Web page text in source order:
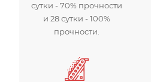
сутки - 70% прочности
и 28 сутки - 100%
прочности.